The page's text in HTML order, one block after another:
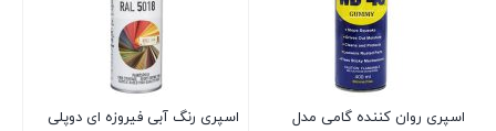
اسپری روان کننده گامی مدل
اسپری رنگ آبی فیروزه ای دوپلی